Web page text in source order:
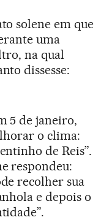
solene em que
uma
na qual
dissesse:
5 de janeiro,
o clima:
de Reis”.
respondeu:
recolher sua
e depois o